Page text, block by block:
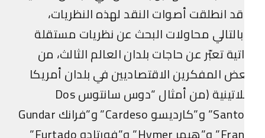
انطلقت أصوات النقد لهذه النظريات،
محاولات البحث عن نظريات مستقلة
تعبّر عن حاجات بلدان العالم الثالث، من
المفكرين الاقتصاديين في بلدان أمريكا
اللاتينية (من أمثال “دوس سانتوس Dos
Santos” و”كارديسو Cardeso” و”فرانك Gundar